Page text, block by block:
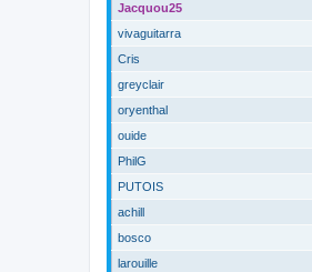
Jacquou25
vivaguitarra
Cris
greyclair
oryenthal
ouide
PhilG
PUTOIS
achill
bosco
larouille